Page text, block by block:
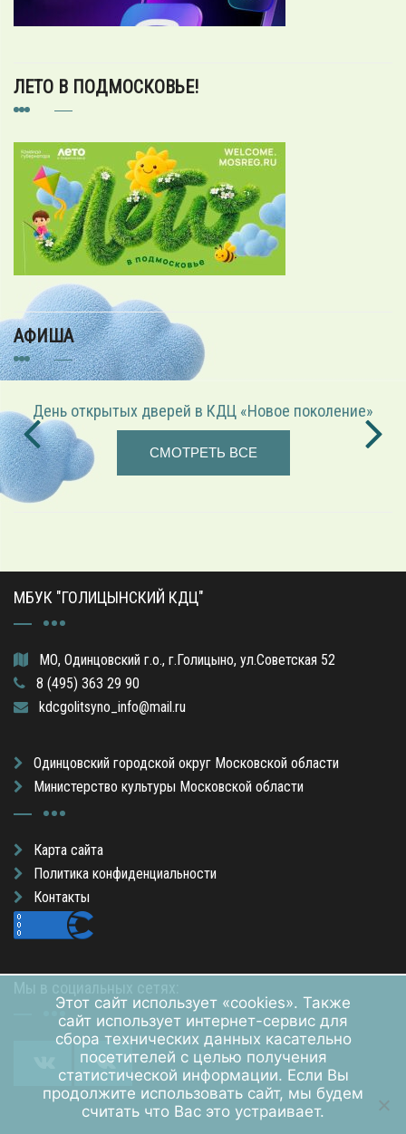
ЛЕТО В ПОДМОСКОВЬЕ!
АФИША
День открытых дверей в КДЦ «Новое поколение»
СМОТРЕТЬ ВСЕ
МБУК "ГОЛИЦЫНСКИЙ КДЦ"
МО, Одинцовский г.о., г.Голицыно, ул.Советская 52
8 (495) 363 29 90
kdcgolitsyno_info@mail.ru
Одинцовский городской округ Московской области
Министерство культуры Московской области
Карта сайта
Политика конфиденциальности
Контакты
Этот сайт использует «cookies». Также
сайт использует интернет-сервис для
сбора технических данных касательно
посетителей с целью получения
статистической информации. Если Вы
продолжите использовать сайт, мы будем
считать что Вас это устраивает.